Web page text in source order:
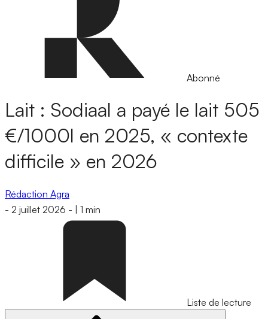
Abonné
Lait : Sodiaal a payé le lait 505
€/1000l en 2025, « contexte
difficile » en 2026
Rédaction Agra
- 2 juillet 2026 - 1 min
Liste de lecture